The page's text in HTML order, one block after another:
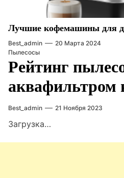
Лучшие кофемашины для
Best_admin
20 Марта 2024
Пылесосы
Рейтинг
аквафильтром
Best_admin 21 Ноября 2023
Загрузка…